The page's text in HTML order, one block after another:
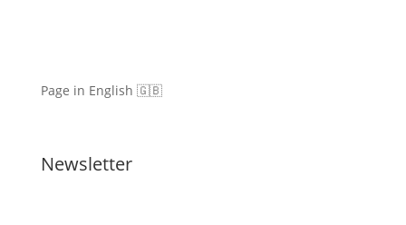
Page in English 🇬🇧
Newsletter